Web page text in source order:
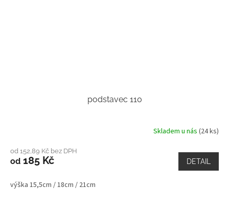
podstavec 110
Skladem u nás (24 ks)
od 152,89 Kč bez DPH
od 185 Kč DETAIL
výška 15,5cm / 18cm / 21cm